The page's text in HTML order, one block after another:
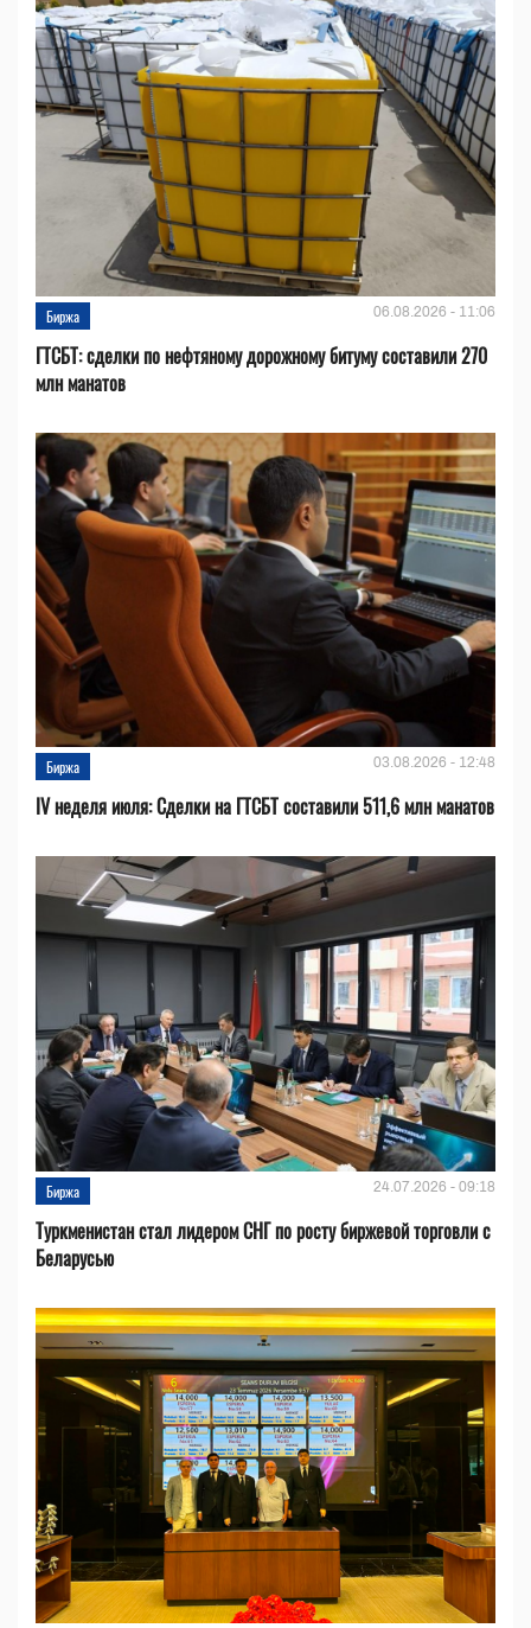
Биржа 06.08.2026 - 11:06
ГТСБТ: сделки по нефтяному дорожному битуму составили 270
млн манатов
Биржа 03.08.2026 - 12:48
IV неделя июля: Сделки на ГТСБТ составили 511,6 млн манатов
Биржа 24.07.2026 - 09:18
Туркменистан стал лидером СНГ по росту биржевой торговли с
Беларусью